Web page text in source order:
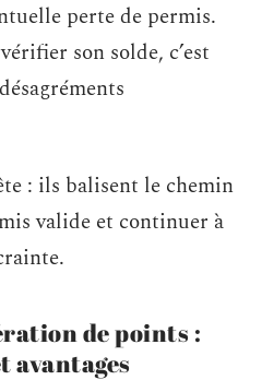
perte de permis.
son solde, c’est
: ils balisent le chemin
valide et continuer à
de points :
avantages